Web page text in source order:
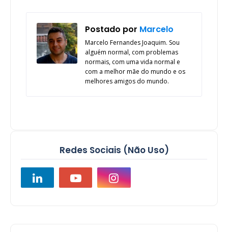
Postado por Marcelo
Marcelo Fernandes Joaquim. Sou
alguém normal, com problemas
normais, com uma vida normal e
com a melhor mãe do mundo e os
melhores amigos do mundo.
Redes Sociais (Não Uso)